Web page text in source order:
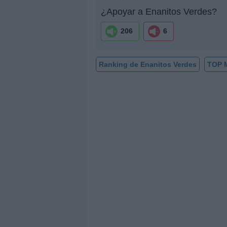
¿Apoyar a Enanitos Verdes?
206 6
Ranking de Enanitos Verdes TOP